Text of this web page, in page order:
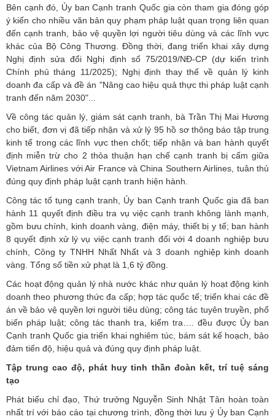
Bên cạnh đó, Ủy ban Cạnh tranh Quốc gia còn tham gia đóng góp
ý kiến cho nhiều văn bản quy phạm pháp luật quan trọng liên quan
đến cạnh tranh, bảo vệ quyền lợi người tiêu dùng và các lĩnh vực
khác của Bộ Công Thương. Đồng thời, đang triển khai xây dựng
Nghị định sửa đổi Nghị định số 75/2019/NĐ-CP (dự kiến trình
Chính phủ tháng 11/2025); Nghị định thay thế về quản lý kinh
doanh đa cấp và đề án "Nâng cao hiệu quả thực thi pháp luật cạnh
tranh đến năm 2030"...
Về công tác quản lý, giám sát cạnh tranh, bà Trần Thị Mai Hương
cho biết, đơn vị đã tiếp nhận và xử lý 95 hồ sơ thông báo tập trung
kinh tế trong các lĩnh vực then chốt; tiếp nhận và ban hành quyết
định miễn trừ cho 2 thỏa thuận hạn chế cạnh tranh bị cấm giữa
Vietnam Airlines với Air France và China Southern Airlines, tuân thủ
đúng quy định pháp luật cạnh tranh hiện hành.
Công tác tố tụng cạnh tranh, Ủy ban Cạnh tranh Quốc gia đã ban
hành 11 quyết định điều tra vụ việc cạnh tranh không lành mạnh,
gồm bưu chính, kinh doanh vàng, điện máy, thiết bị y tế; ban hành
8 quyết định xử lý vụ việc cạnh tranh đối với 4 doanh nghiệp bưu
chính, Công ty TNHH Nhất Nhất và 3 doanh nghiệp kinh doanh
vàng. Tổng số tiền xử phạt là 1,6 tỷ đồng.
Các hoạt động quản lý nhà nước khác như quản lý hoạt động kinh
doanh theo phương thức đa cấp; hợp tác quốc tế; triển khai các đề
án về bảo vệ quyền lợi người tiêu dùng; công tác tuyên truyền, phổ
biến pháp luật; công tác thanh tra, kiểm tra…. đều được Ủy ban
Cạnh tranh Quốc gia triển khai nghiêm túc, bám sát kế hoạch, bảo
đảm tiến độ, hiệu quả và đúng quy định pháp luật.
Tập trung cao độ, phát huy tinh thần đoàn kết, trí tuệ sáng
tạo
Phát biểu chỉ đạo, Thứ trưởng Nguyễn Sinh Nhật Tân hoàn toàn
nhất trí với báo cáo tại chương trình, đồng thời lưu ý Ủy ban Cạnh